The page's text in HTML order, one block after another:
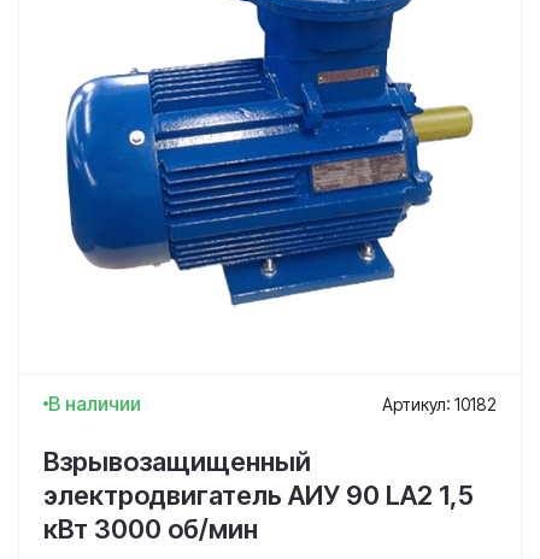
В наличии Артикул: 10182
Взрывозащищенный
электродвигатель АИУ 90 LА2 1,5
кВт 3000 об/мин